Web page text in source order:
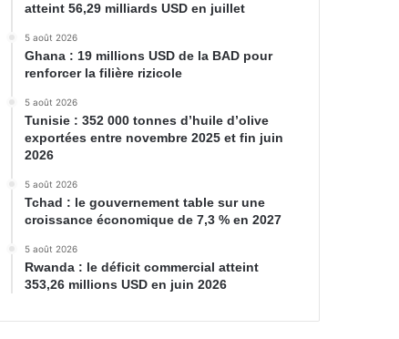
atteint 56,29 milliards USD en juillet
5 août 2026
Ghana : 19 millions USD de la BAD pour
renforcer la filière rizicole
5 août 2026
Tunisie : 352 000 tonnes d’huile d’olive
exportées entre novembre 2025 et fin juin
2026
5 août 2026
Tchad : le gouvernement table sur une
croissance économique de 7,3 % en 2027
5 août 2026
Rwanda : le déficit commercial atteint
353,26 millions USD en juin 2026